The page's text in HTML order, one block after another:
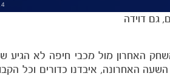
גם דוידה
האחרון מול מכבי חיפה לא הגיע
האחרונה, איבדנו כדורים וכל